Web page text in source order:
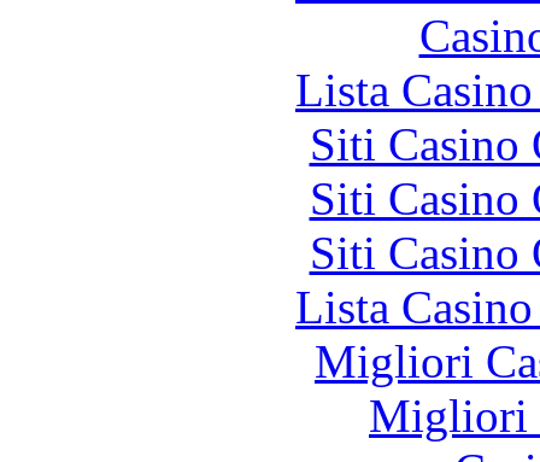
Lista
Siti Casino
Siti Casino
Siti Casino
Lista
Migliori
Migliori